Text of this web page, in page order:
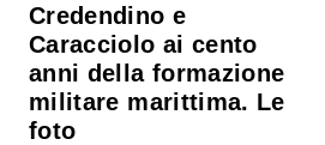
Credendino e
Caracciolo ai cento
anni della formazione
militare marittima. Le
foto